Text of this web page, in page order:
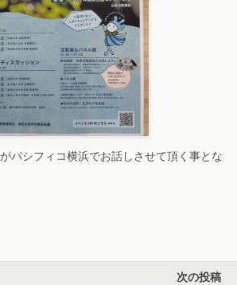
パシフィコ横浜でお話しさせて頂く事とな
次の投稿